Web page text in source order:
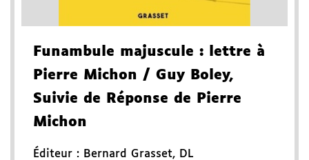
Funambule majuscule : lettre à
Pierre Michon / Guy Boley,
Suivie de Réponse de Pierre
Michon
Éditeur : Bernard Grasset, DL